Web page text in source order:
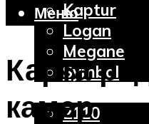
Kaptur
Logan
Megane
Symbol
Lada
2110
Меню
Карта
камер